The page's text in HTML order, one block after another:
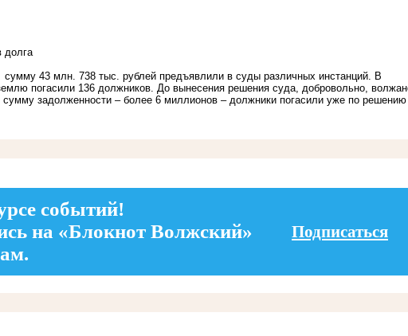
долга
43 млн. 738 тыс. рублей предъявлили в суды различных инстанций. В
погасили 136 должников. До вынесения решения суда, добровольно,
задолженности – более 6 миллионов – должники погасили уже по решению
событий!
на «Блокнот Волжский»
Подписаться